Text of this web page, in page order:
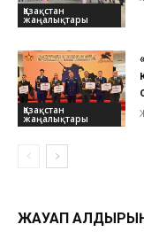
Қазақстан
жаңалықтары
Қазақстан
жаңалықтары
ЖАУАП